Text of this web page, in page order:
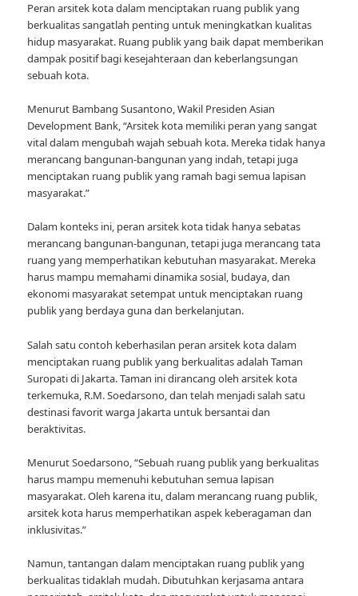
Peran arsitek kota dalam menciptakan ruang publik yang
berkualitas sangatlah penting untuk meningkatkan kualitas
hidup masyarakat. Ruang publik yang baik dapat memberikan
dampak positif bagi kesejahteraan dan keberlangsungan
sebuah kota.
Menurut Bambang Susantono, Wakil Presiden Asian
Development Bank, “Arsitek kota memiliki peran yang sangat
vital dalam mengubah wajah sebuah kota. Mereka tidak hanya
merancang bangunan-bangunan yang indah, tetapi juga
menciptakan ruang publik yang ramah bagi semua lapisan
masyarakat.”
Dalam konteks ini, peran arsitek kota tidak hanya sebatas
merancang bangunan-bangunan, tetapi juga merancang tata
ruang yang memperhatikan kebutuhan masyarakat. Mereka
harus mampu memahami dinamika sosial, budaya, dan
ekonomi masyarakat setempat untuk menciptakan ruang
publik yang berdaya guna dan berkelanjutan.
Salah satu contoh keberhasilan peran arsitek kota dalam
menciptakan ruang publik yang berkualitas adalah Taman
Suropati di Jakarta. Taman ini dirancang oleh arsitek kota
terkemuka, R.M. Soedarsono, dan telah menjadi salah satu
destinasi favorit warga Jakarta untuk bersantai dan
beraktivitas.
Menurut Soedarsono, “Sebuah ruang publik yang berkualitas
harus mampu memenuhi kebutuhan semua lapisan
masyarakat. Oleh karena itu, dalam merancang ruang publik,
arsitek kota harus memperhatikan aspek keberagaman dan
inklusivitas.”
Namun, tantangan dalam menciptakan ruang publik yang
berkualitas tidaklah mudah. Dibutuhkan kerjasama antara